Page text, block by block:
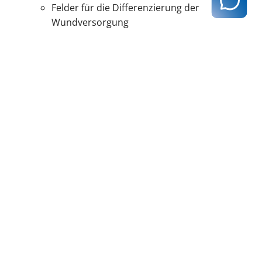
Felder für die Differenzierung der
Wundversorgung